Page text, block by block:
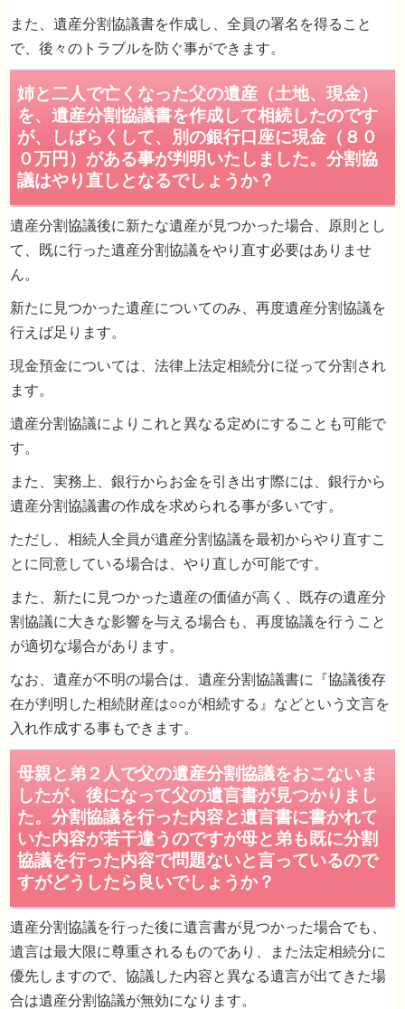
不動産の名義変更をしなければならない
銀行預金の分割をしたい
相続税の申告が必要
父が亡くなり、遺言書がでてきましたが兄
話会った結果、遺言書にかかれた内容と違
遺産分割をする事に全員で合意したのです
題はないでしょうか？
相続人全員の合意
遺言執行者の同意
受遺者の同意
また、遺産分割協議書を作成し、全員の署名を得ること
で、後々のトラブルを防ぐ事ができます。
遺産分割協議後に新たな遺産が見つかった場合、原則とし
て、既に行った遺産分割協議をやり直す必要はありませ
ん。
新たに見つかった遺産についてのみ、再度遺産分割協議を
行えば足ります。
現金預金については、法律上法定相続分に従って分割され
ます。
遺産分割協議によりこれと異なる定めにすることも可能で
す。
また、実務上、銀行からお金を引き出す際には、銀行から
遺産分割協議書の作成を求められる事が多いです。
ただし、相続人全員が遺産分割協議を最初からやり直すこ
とに同意している場合は、やり直しが可能です。
また、新たに見つかった遺産の価値が高く、既存の遺産分
割協議に大きな影響を与える場合も、再度協議を行うこと
が適切な場合があります。
なお、遺産が不明の場合は、遺産分割協議書に『協議後存
在が判明した相続財産は○○が相続する』などという文言を
入れ作成する事もできます。
遺産分割協議を行った後に遺言書が見つかった場合でも、
遺言は最大限に尊重されるものであり、また法定相続分に
優先しますので、協議した内容と異なる遺言が出てきた場
合は遺産分割協議が無効になります。